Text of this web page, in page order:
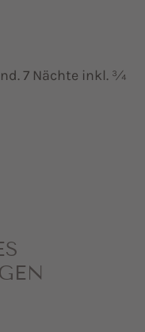
7 Nächte inkl. ¾